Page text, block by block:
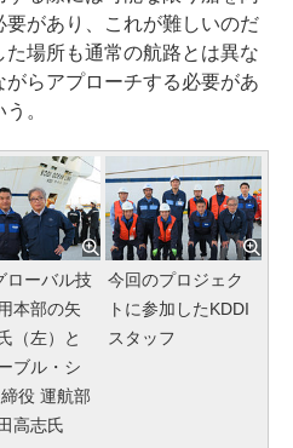
要があり、これが難しいのだ
場所も通常の航路とは異な
らアプローチする必要があ
。
ローバル技
本部の矢
（左）と
ブル・シ
役 運航部
高志氏
今回のプロジェク
トに参加したKDDI
スタッフ